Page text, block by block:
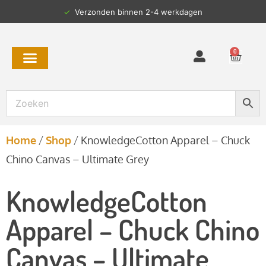
✓ Verzonden binnen 2-4 werkdagen
0
Home / Shop / KnowledgeCotton Apparel – Chuck
Chino Canvas – Ultimate Grey
KnowledgeCotton
Apparel – Chuck Chino
Canvas – Ultimate